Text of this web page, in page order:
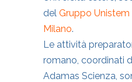
del Gruppo Unistem
Milano.
Le attività
romano, coordinati
Adamas Scienza,